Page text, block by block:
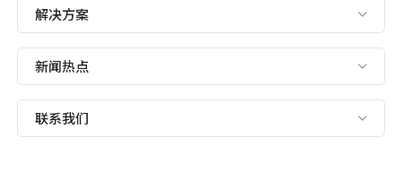
解决方案
新闻热点
联系我们